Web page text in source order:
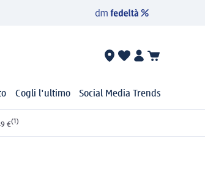
Cogli l'ultimo Social Media Trends
€(1)